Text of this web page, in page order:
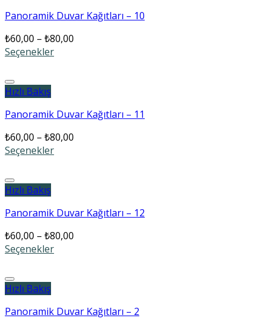
Panoramik Duvar Kağıtları – 10
₺60,00 – ₺80,00
Seçenekler
Hızlı Bakış
Panoramik Duvar Kağıtları – 11
₺60,00 – ₺80,00
Seçenekler
Hızlı Bakış
Panoramik Duvar Kağıtları – 12
₺60,00 – ₺80,00
Seçenekler
Hızlı Bakış
Panoramik Duvar Kağıtları – 2